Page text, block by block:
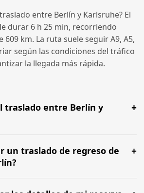
entre Berlín y Karlsruhe? El
durar 6 h 25 min, recorriendo
km. La ruta suele seguir A9, A5,
según las condiciones del tráfico
la llegada más rápida.
traslado entre Berlín y
entre Berlín y Karlsruhe? El
6 h 25 min, recorriendo
km. La ruta suele seguir A9, A5,
un traslado de regreso de
horas del día, los 7 días de la
sentidos. Recomendamos salir al